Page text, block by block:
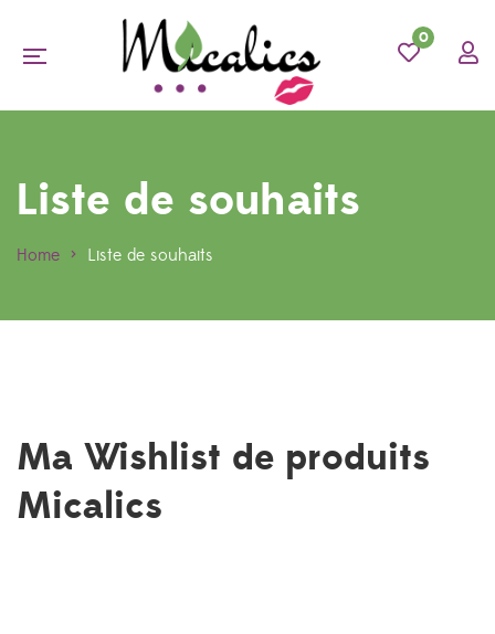
0
Liste de souhaits
Home > Liste de souhaits
Ma Wishlist de produits
Micalics